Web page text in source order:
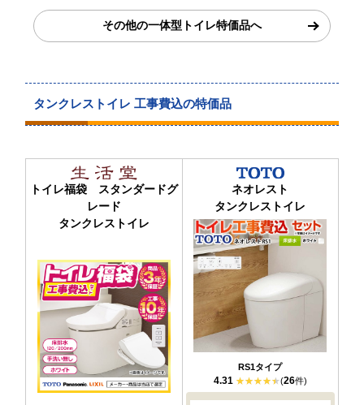
その他の一体型トイレ特価品へ
タンクレストイレ 工事費込の特価品
トイレ福袋 スタンダードグ
レード
タンクレストイレ
ネオレスト
タンクレストイレ
RS1タイプ
4.31 (26件)